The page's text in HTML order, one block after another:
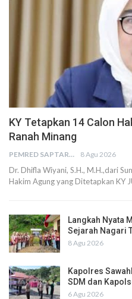
KY Tetapkan 14 Calon
Ranah Minang
PEMRED SAPTARIUS 8 Agu 2026
Dr. Dhifla Wiyani, S.H., M.H.,dari
Hakim Agung yang Ditetapkan KY
Langkah Nyata
Sejarah Nagari
8 Agu 2026
Kapolres
SDM dan
6 Agu 2026